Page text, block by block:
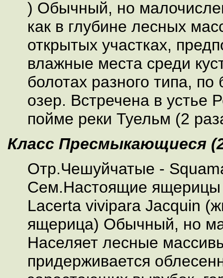
) Обычный, но
как в глубине лесных
открытых участках,
влажные места среди
болотах разного типа, по
озер. Встречена в устье
пойме реки Туельм (2
Класс Пресмыкающиеся
Отр.Чешуйчатые -
Сем.Настоящие ящерицы
Lacerta vivipara Jacquin
ящерица) Обычный, но
Населяет лесные
придерживается